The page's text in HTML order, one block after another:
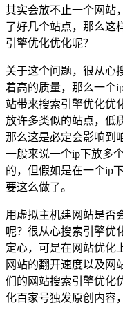
其实会放不止一个网站
了好几个站点，那么这
引擎优化优化呢？
关于这个问题，很从心
着高的质量，那么一个
站带来搜索引擎优化优
放许多类似的站点，低
那么这是必定会影响到
一般来说一个ip下放多
的，但假如是在一个ip
要这么做了。
用虚拟主机建网站是否
呢？很从心搜索引擎优
定心，可是在网站优化
网站的翻开速度以及网
们的网站搜索引擎优化
化百家号独发原创内容